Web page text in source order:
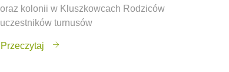
oraz kolonii w Kluszkowcach Rodziców
uczestników turnusów
Przeczytaj